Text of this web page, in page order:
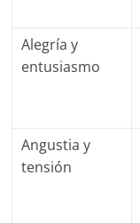
Alegría y
entusiasmo
Angustia y
tensión